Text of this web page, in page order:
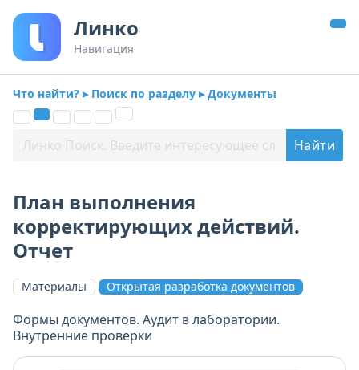
Линко
Навигация
Что найти? ▸ Поиск по разделу ▸ Документы
План выполнения
корректирующих действий.
Отчет
Материалы Открытая разработка документов
Формы документов. Аудит в лаборатории.
Внутренние проверки